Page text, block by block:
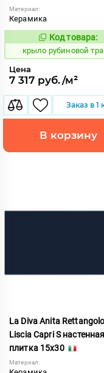
Материал:
Керамика
838107
Код товара:
крыло рубиновой
Цена
7 317 руб./м²
Заказ в 1
В корзину
La Diva Anita Rettangolo
Liscia Capri S настенная
плитка 15x30
Материал: